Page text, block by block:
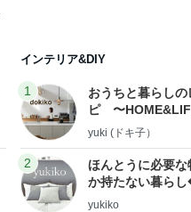
インテリア&DIY
1
おうちと暮らしの
ピ 〜
yuki (ドキ子）
2
ほんとうに必要な
か持たない暮ら
ep Life Simple◆
yukiko